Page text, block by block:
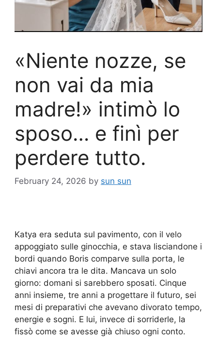
«Niente nozze, se
non vai da mia
madre!» intimò lo
sposo… e finì per
perdere tutto.
February 24, 2026 by sun sun
Katya era seduta sul pavimento, con il velo
appoggiato sulle ginocchia, e stava lisciandone i
bordi quando Boris comparve sulla porta, le
chiavi ancora tra le dita. Mancava un solo
giorno: domani si sarebbero sposati. Cinque
anni insieme, tre anni a progettare il futuro, sei
mesi di preparativi che avevano divorato tempo,
energie e sogni. E lui, invece di sorriderle, la
fissò come se avesse già chiuso ogni conto.